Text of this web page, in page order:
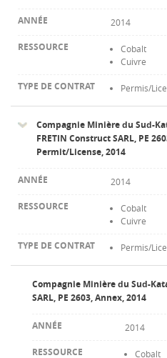
2014
Cobalt
Cuivre
Permis/
Compagnie Minière du Sud-
FRETIN Construct SARL, PE
Permit/License, 2014
2014
Cobalt
Cuivre
Permis/
Compagnie Minière du Sud-
SARL, PE 2603, Annex, 2014
2014
Cobalt